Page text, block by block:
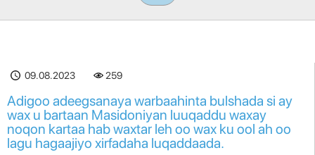
09.08.2023 259
Adigoo adeegsanaya warbaahinta bulshada si ay
wax u bartaan Masidoniyan luuqaddu waxay
noqon kartaa hab waxtar leh oo wax ku ool ah oo
lagu hagaajiyo xirfadaha luqaddaada.